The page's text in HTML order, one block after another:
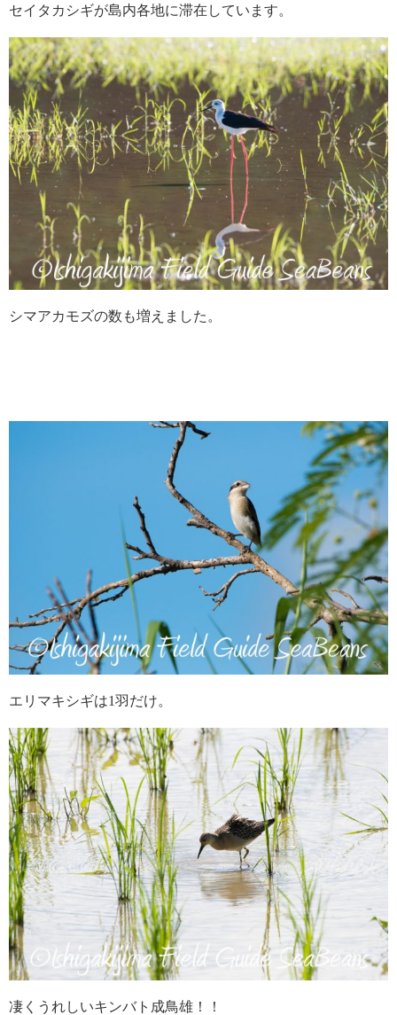
セイタカシギが島内各地に滞在しています。
シマアカモズの数も増えました。
エリマキシギは1羽だけ。
凄くうれしいキンバト成鳥雄！！